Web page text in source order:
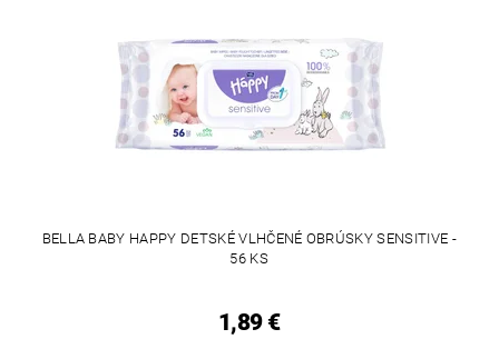
BELLA BABY HAPPY DETSKÉ VLHČENÉ OBRÚSKY SENSITIVE -
56 KS
1,89 €